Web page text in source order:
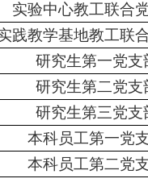
实验中心教工联合
践教学基地教工联
研究生第一党支
研究生第二党支
研究生第三党支
本科员工第一党
本科员工第二党